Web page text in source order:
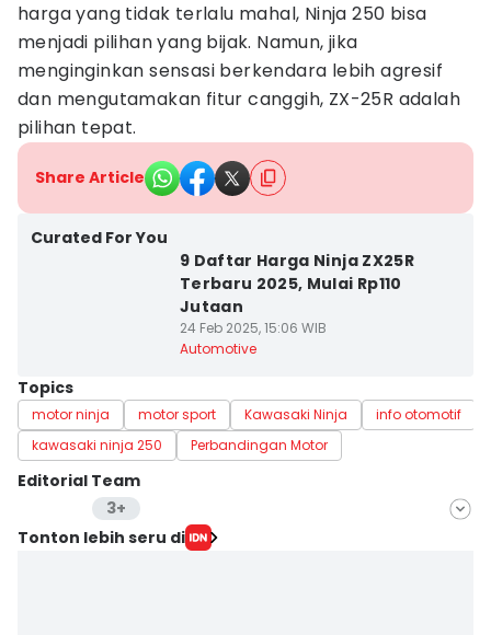
harga yang tidak terlalu mahal, Ninja 250 bisa
menjadi pilihan yang bijak. Namun, jika
menginginkan sensasi berkendara lebih agresif
dan mengutamakan fitur canggih, ZX-25R adalah
pilihan tepat.
Share Article
Curated For You
9 Daftar Harga Ninja ZX25R
Terbaru 2025, Mulai Rp110
Jutaan
24 Feb 2025, 15:06 WIB
Automotive
Topics
motor ninja motor sport Kawasaki Ninja info otomotif
kawasaki ninja 250
Perbandingan Motor
Editorial Team
3+
Editor
Tonton lebih seru di